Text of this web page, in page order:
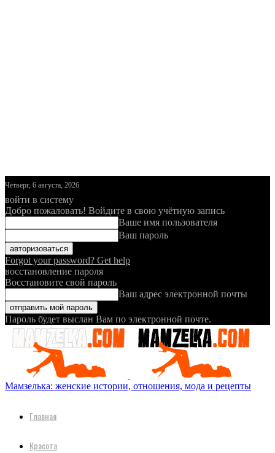
Четверг, 6 августа, 2026
войти в систему
Добро пожаловать! Войдите в свою учётную запись
Ваше имя пользователя
Ваш пароль
Forgot your password? Get help
восстановление пароля
Восстановите свой пароль
Ваш адрес электронной почты
Пароль будет выслан Вам по электронной почте.
Мамзелька: женские истории, отношения, мода и рецепты
Главная
Красота